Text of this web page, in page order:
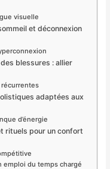
visuelle
et déconnexion
blessures : allier
récurrentes
adaptées aux
d’énergie
rituels pour un confort
emploi du temps chargé